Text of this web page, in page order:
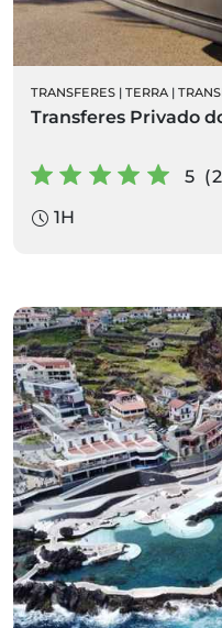
TRANSFERES | TERRA |
Transferes Privado
5
1H